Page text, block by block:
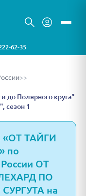
62-35
>>
до Полярного круга"
сезон 1
ТАЙГИ
по
ОТ
ПО
на